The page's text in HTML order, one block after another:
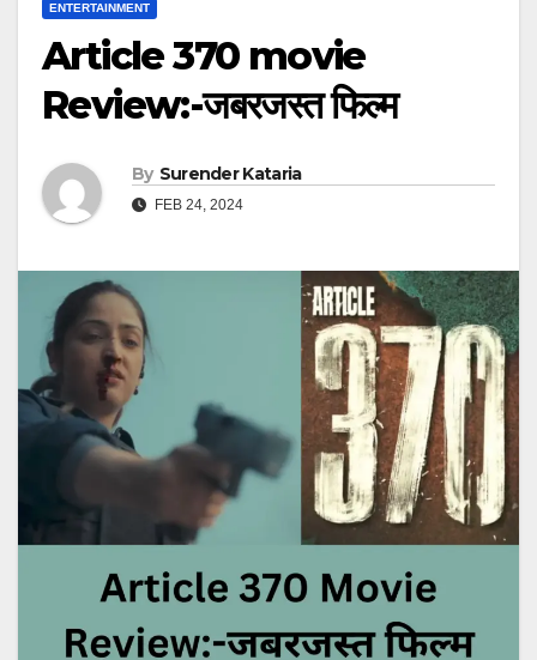
ENTERTAINMENT
Article 370 movie
Review:-जबरजस्त फिल्म
By Surender Kataria
FEB 24, 2024